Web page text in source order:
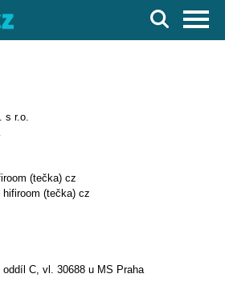
s r.o.
(tečka) cz
(tečka) cz
C, vl. 30688 u MS Praha